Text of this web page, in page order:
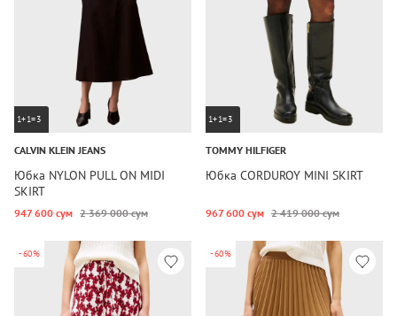
1+1=3
CALVIN KLEIN JEANS
Юбка NYLON PULL ON MIDI
SKIRT
947 600 сум 2 369 000 сум
1+1=3
TOMMY HILFIGER
Юбка CORDUROY MINI SKIRT
967 600 сум 2 419 000 сум
-60% -60%